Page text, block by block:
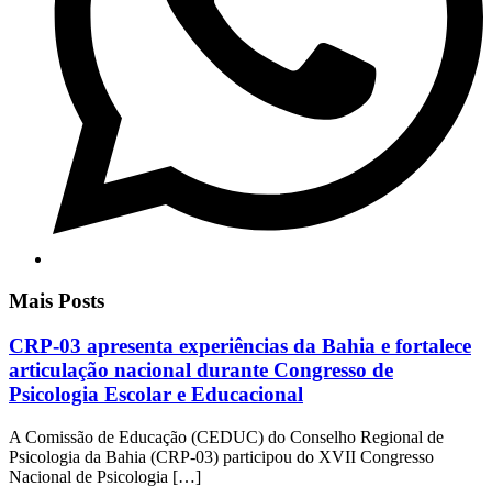
Mais Posts
CRP-03 apresenta experiências da Bahia e fortalece
articulação nacional durante Congresso de
Psicologia Escolar e Educacional
A Comissão de Educação (CEDUC) do Conselho Regional de
Psicologia da Bahia (CRP-03) participou do XVII Congresso
Nacional de Psicologia […]